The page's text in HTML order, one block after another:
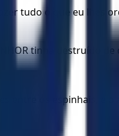
tudo o que eu lhes
tinha destruído
entre os espinhais, e o